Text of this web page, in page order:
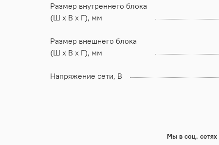
Размер внутреннего блока
(Ш x В x Г), мм
Размер внешнего блока
(Ш x В x Г), мм
Напряжение сети, В
Мы в соц. сетях